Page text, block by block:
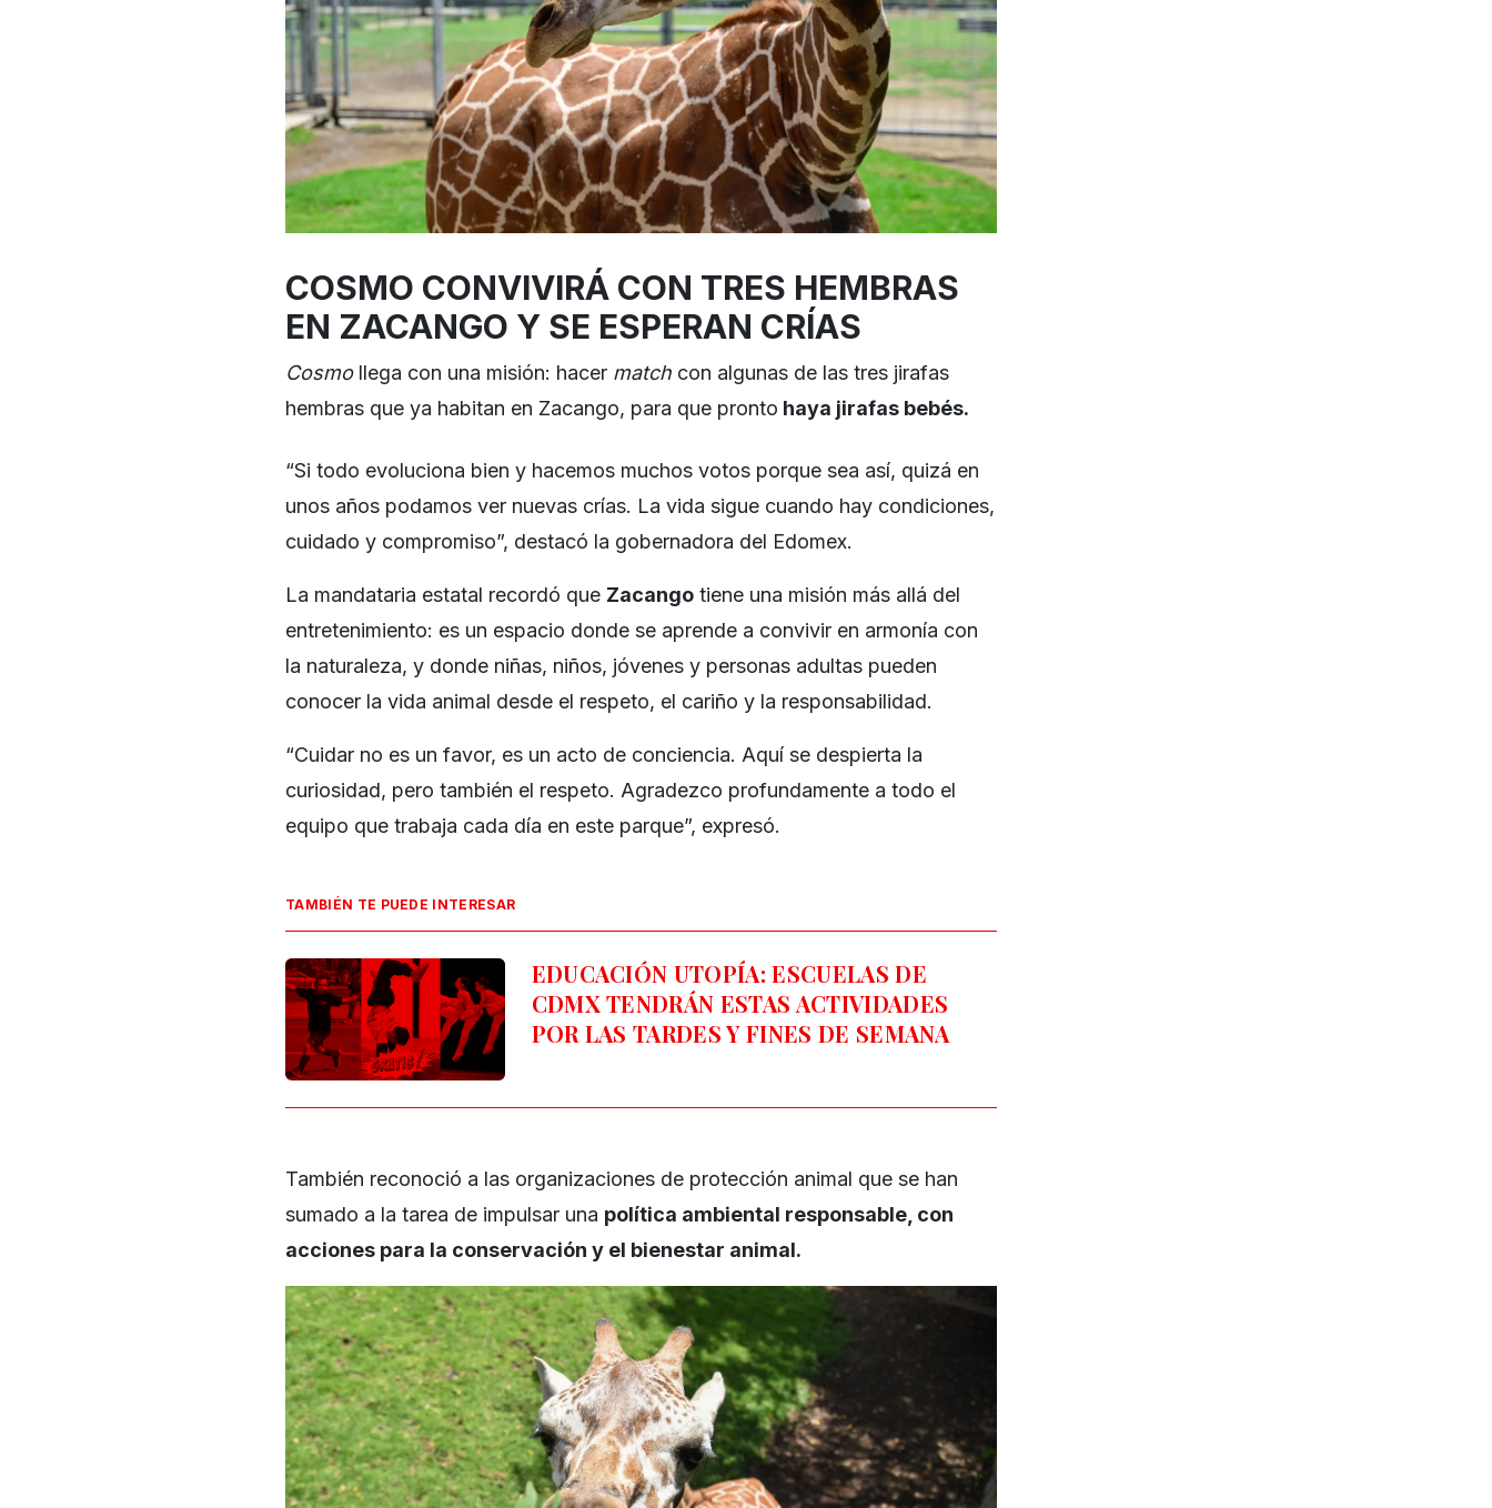
COSMO CONVIVIRÁ CON TRES HEMBRAS
EN ZACANGO Y SE ESPERAN CRÍAS
Cosmollega con una misión: hacer match con algunas de las tres jirafas
hembras que ya habitan en Zacango, para que pronto haya jirafas bebés.
“Si todo evoluciona bien y hacemos muchos votos porque sea así, quizá en
unos años podamos ver nuevas crías. La vida sigue cuando hay condiciones,
cuidado y compromiso”, destacó la gobernadora del Edomex.
La mandataria estatal recordó que Zacango tiene una misión más allá del
entretenimiento: es un espacio donde se aprende a convivir en armonía con
la naturaleza, y donde niñas, niños, jóvenes y personas adultas pueden
conocer la vida animal desde el respeto, el cariño y la responsabilidad.
“Cuidar no es un favor, es un acto de conciencia. Aquí se despierta la
curiosidad, pero también el respeto. Agradezco profundamente a todo el
equipo que trabaja cada día en este parque”, expresó.
TAMBIÉN TE PUEDE INTERESAR
EDUCACIÓN UTOPÍA: ESCUELAS DE
CDMX TENDRÁN ESTAS ACTIVIDADES
POR LAS TARDES Y FINES DE SEMANA
También reconoció a las organizaciones de protección animal que se han
sumado a la tarea de impulsar una política ambiental responsable, con
acciones para la conservación y el bienestar animal.